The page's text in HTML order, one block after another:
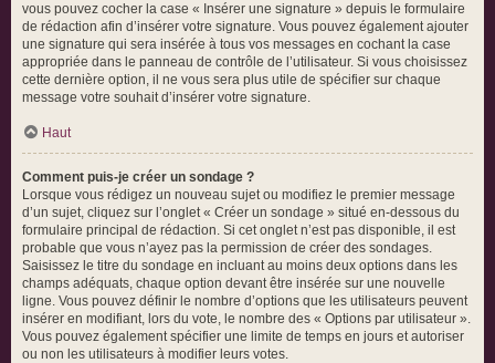
vous pouvez cocher la case « Insérer une signature » depuis le formulaire
de rédaction afin d’insérer votre signature. Vous pouvez également ajouter
une signature qui sera insérée à tous vos messages en cochant la case
appropriée dans le panneau de contrôle de l’utilisateur. Si vous choisissez
cette dernière option, il ne vous sera plus utile de spécifier sur chaque
message votre souhait d’insérer votre signature.
Haut
Comment puis-je créer un sondage ?
Lorsque vous rédigez un nouveau sujet ou modifiez le premier message
d’un sujet, cliquez sur l’onglet « Créer un sondage » situé en-dessous du
formulaire principal de rédaction. Si cet onglet n’est pas disponible, il est
probable que vous n’ayez pas la permission de créer des sondages.
Saisissez le titre du sondage en incluant au moins deux options dans les
champs adéquats, chaque option devant être insérée sur une nouvelle
ligne. Vous pouvez définir le nombre d’options que les utilisateurs peuvent
insérer en modifiant, lors du vote, le nombre des « Options par utilisateur ».
Vous pouvez également spécifier une limite de temps en jours et autoriser
ou non les utilisateurs à modifier leurs votes.